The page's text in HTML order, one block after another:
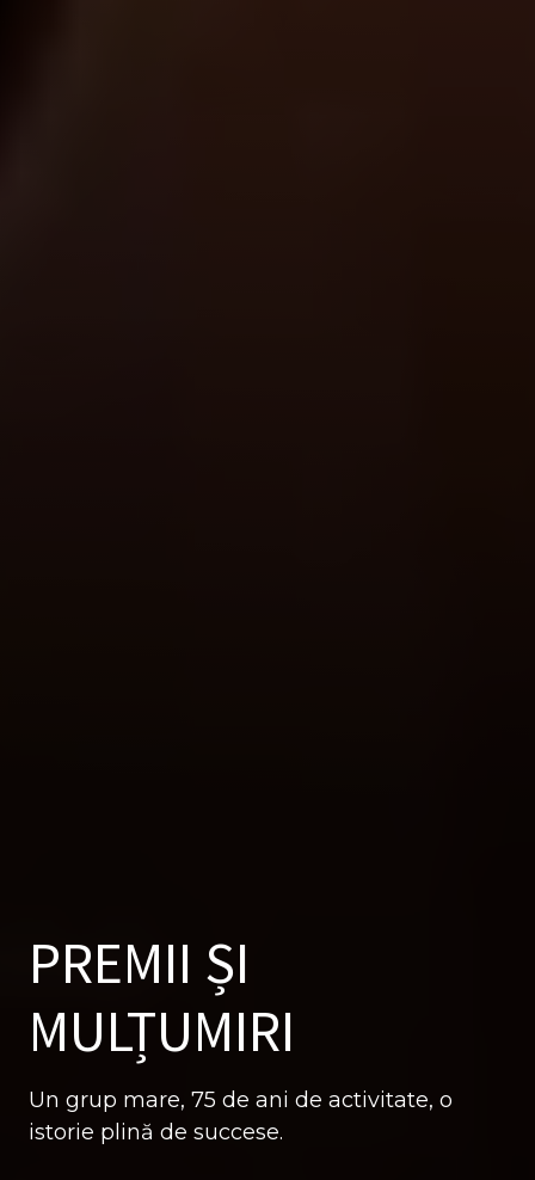
PREMII ȘI
MULȚUMIRI
Un grup mare, 75 de ani de activitate, o
istorie plină de succese.